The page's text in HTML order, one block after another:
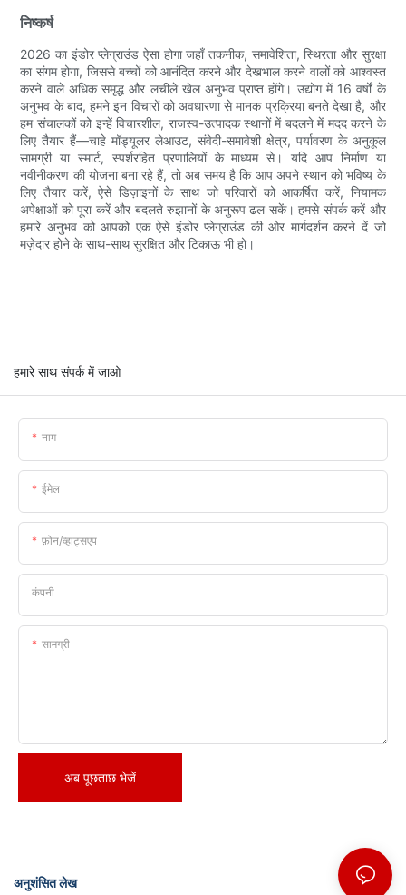
निष्कर्ष
2026 का इंडोर प्लेग्राउंड ऐसा होगा जहाँ तकनीक, समावेशिता, स्थिरता और सुरक्षा
का संगम होगा, जिससे बच्चों को आनंदित करने और देखभाल करने वालों को आश्वस्त
करने वाले अधिक समृद्ध और लचीले खेल अनुभव प्राप्त होंगे। उद्योग में 16 वर्षों के
अनुभव के बाद, हमने इन विचारों को अवधारणा से मानक प्रक्रिया बनते देखा है, और
हम संचालकों को इन्हें विचारशील, राजस्व-उत्पादक स्थानों में बदलने में मदद करने के
लिए तैयार हैं—चाहे मॉड्यूलर लेआउट, संवेदी-समावेशी क्षेत्र, पर्यावरण के अनुकूल
सामग्री या स्मार्ट, स्पर्शरहित प्रणालियों के माध्यम से। यदि आप निर्माण या
नवीनीकरण की योजना बना रहे हैं, तो अब समय है कि आप अपने स्थान को भविष्य के
लिए तैयार करें, ऐसे डिज़ाइनों के साथ जो परिवारों को आकर्षित करें, नियामक
अपेक्षाओं को पूरा करें और बदलते रुझानों के अनुरूप ढल सकें। हमसे संपर्क करें और
हमारे अनुभव को आपको एक ऐसे इंडोर प्लेग्राउंड की ओर मार्गदर्शन करने दें जो
मज़ेदार होने के साथ-साथ सुरक्षित और टिकाऊ भी हो।
हमारे साथ संपर्क में जाओ
नाम
ईमेल
फ़ोन/व्हाट्सएप
कंपनी
सामग्री
अब पूछताछ भेजें
अनुशंसित लेख समाचार